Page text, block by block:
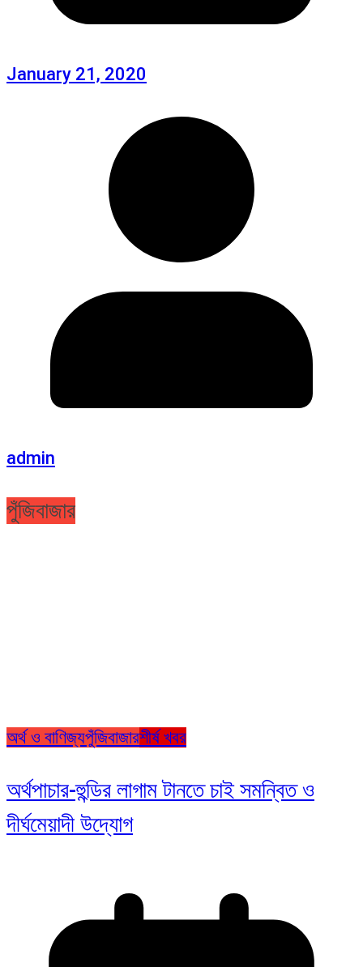
January 21, 2020
admin
পুঁজিবাজার
অর্থ ও বাণিজ্যপুঁজিবাজারশীর্ষ খবর
অর্থপাচার-হুন্ডির লাগাম টানতে চাই সমন্বিত ও
দীর্ঘমেয়াদী উদ্যোগ